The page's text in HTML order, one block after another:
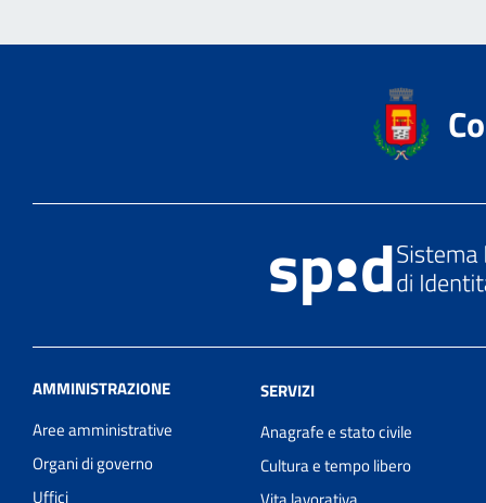
AMMINISTRAZIONE
Aree amministrative
Organi di governo
Uffici
SERVIZI
Anagrafe e stato civile
Cultura e tempo libero